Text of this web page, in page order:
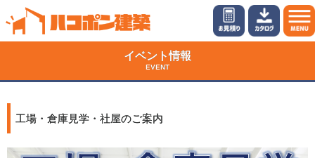
イベント情報
EVENT
工場・倉庫見学・社屋のご案内